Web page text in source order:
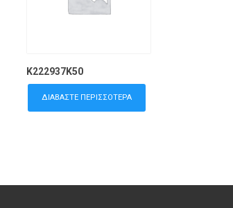
K222937K50
ΔΙΑΒΆΣΤΕ ΠΕΡΙΣΣΌΤΕΡΑ